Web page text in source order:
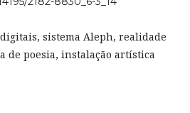
sistema Aleph, realidade
poesia, instalação artística